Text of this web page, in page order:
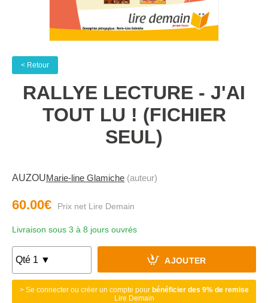
< Retour
RALLYE LECTURE - J'AI
TOUT LU ! (FICHIER
SEUL)
AUZOUMarie-line Glamiche (auteur)
60.00€
Livraison sous 3 à 8 jours ouvrés
AJOUTER
> Se connecter ou créer un compte pour bénéficier des 9% de remise
Lire Demain